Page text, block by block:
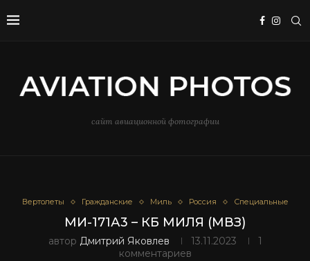
сайт авиационной фотографии
Вертолеты Гражданские Миль Россия Специальные
МИ-171А3 – КБ МИЛЯ (МВЗ)
автор Дмитрий Яковлев 13.11.2023
1
комментариев